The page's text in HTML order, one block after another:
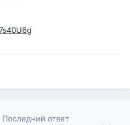
Последний ответ